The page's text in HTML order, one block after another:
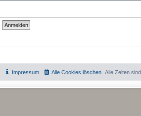
r
i
Alle Zeiten sind
Alle Cookies löschen
Impressum